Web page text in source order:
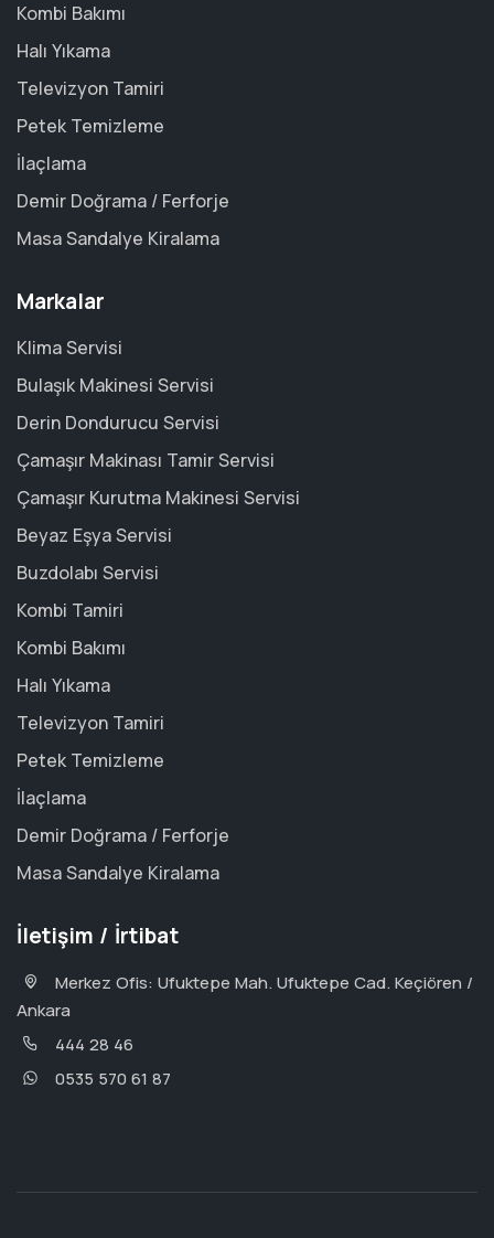
Kombi Bakımı
Halı Yıkama
Televizyon Tamiri
Petek Temizleme
İlaçlama
Demir Doğrama / Ferforje
Masa Sandalye Kiralama
Markalar
Klima Servisi
Bulaşık Makinesi Servisi
Derin Dondurucu Servisi
Çamaşır Makinası Tamir Servisi
Çamaşır Kurutma Makinesi Servisi
Beyaz Eşya Servisi
Buzdolabı Servisi
Kombi Tamiri
Kombi Bakımı
Halı Yıkama
Televizyon Tamiri
Petek Temizleme
İlaçlama
Demir Doğrama / Ferforje
Masa Sandalye Kiralama
İletişim / İrtibat
Merkez Ofis: Ufuktepe Mah. Ufuktepe Cad. Keçiören /
Ankara
444 28 46
0535 570 61 87